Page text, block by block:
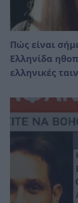
Πώς είναι
Ελληνίδα
ελληνικές